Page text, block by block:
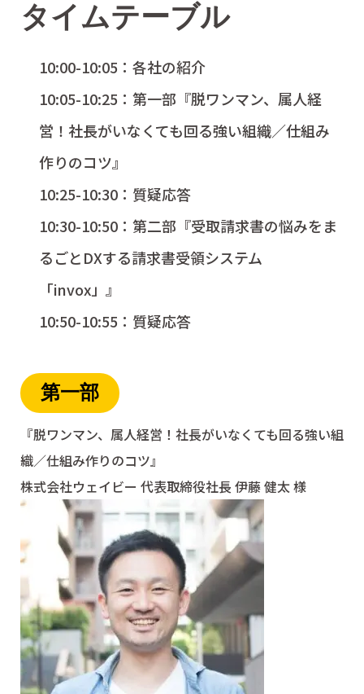
タイムテーブル
10:00-10:05：各社の紹介
10:05-10:25：第一部『脱ワンマン、属人経
営！社長がいなくても回る強い組織／仕組み
作りのコツ』
10:25-10:30：質疑応答
10:30-10:50：第二部『受取請求書の悩みをま
るごとDXする請求書受領システム
「invox」』
10:50-10:55：質疑応答
第一部
『脱ワンマン、属人経営！社長がいなくても回る強い組
織／仕組み作りのコツ』
株式会社ウェイビー 代表取締役社長 伊藤 健太 様